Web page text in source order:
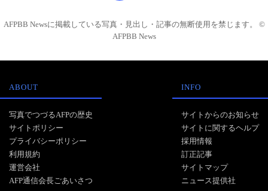
AFPBB Newsに掲載している写真・見出し・記事の無断使用を禁じます。 ©
AFPBB News
ABOUT
写真でつづるAFPの歴史
サイトポリシー
プライバシーポリシー
利用規約
運営会社
AFP通信会長ごあいさつ
INFO
サイトからのお知らせ
サイトに関するヘルプ
採用情報
訂正記事
サイトマップ
ニュース提供社